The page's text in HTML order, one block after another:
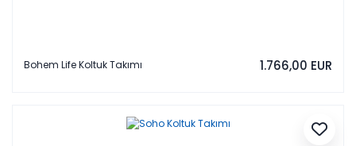
Bohem Life Koltuk Takımı 1.766,00 EUR